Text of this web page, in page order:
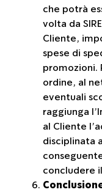
che potrà
volta da
Cliente,
spese di
promozioni.
ordine, al
eventuali
raggiunga
al Cliente
disciplinata
concludere